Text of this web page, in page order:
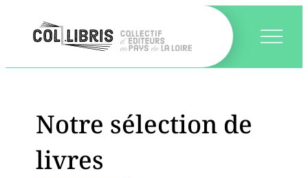
Notre sélection de
livres